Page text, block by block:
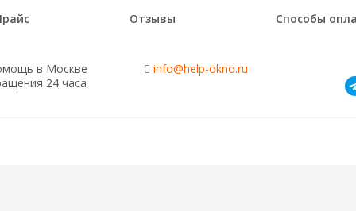
Отзывы Способы
в Москве
24 часа
info@help-okno.ru